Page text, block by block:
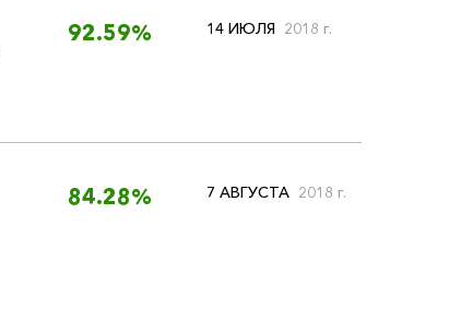
92.59% 14 ИЮЛЯ 2018 г.
84.28% 7 АВГУСТА 2018 г.